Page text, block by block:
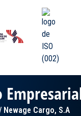
Newage Cargo, S.A